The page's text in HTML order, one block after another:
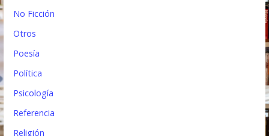
No Ficción
Otros
Poesía
Política
Psicología
Referencia
Religión